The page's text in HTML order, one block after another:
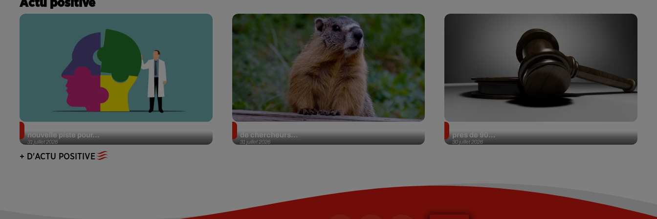
Actu positive
31 juillet 2026
nouvelle piste pour...
31 juillet 2026
de chercheurs...
30 juillet 2026
près de 90...
+ D'ACTU POSITIVE